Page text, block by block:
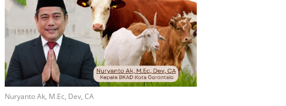
Nuryanto Ak, M.Ec, Dev, CA